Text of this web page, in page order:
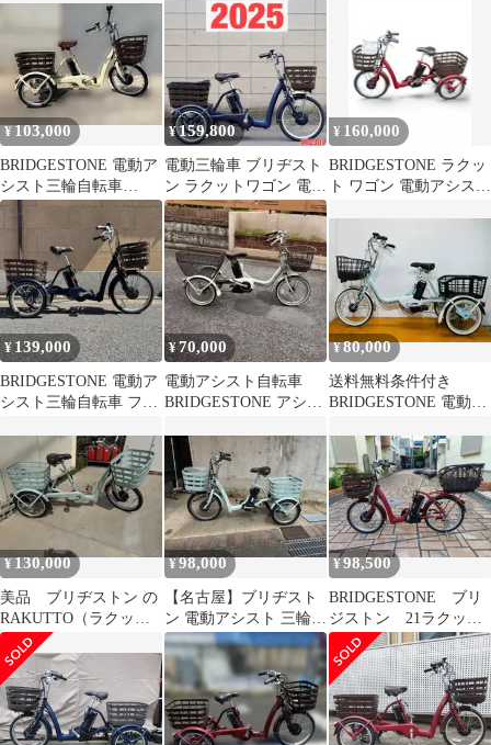
車
¥103,000
BRIDGESTONE 電動ア
シスト三輪自転車
RAKUTTO RW0B42
¥159,800
電動三輪車 ブリヂスト
ン ラクットワゴン 電動
アシスト 電動自転車
062302
¥ 160,000
BRIDGESTONE ラクッ
ト ワゴン 電動アシスト
¥139,000
BRIDGESTONE 電動ア
シスト三輪自転車 フロ
済み
¥70,000
電動アシスト自転車
BRIDGESTONE アシス
¥80,000
送料無料条件付き
BRIDGESTONE 電動ア
(18/16型)
¥130,000
美品 ブリヂストン の
RAKUTTO（ラクッ
ト） 電動三輪自転車
RW0B42
¥98,000
【名古屋】ブリヂスト
ン 電動アシスト 三輪車
ミントグリーン
¥98,500
BRIDGESTONE ブリ
ジストン 21ラクット
20(RK0B41)